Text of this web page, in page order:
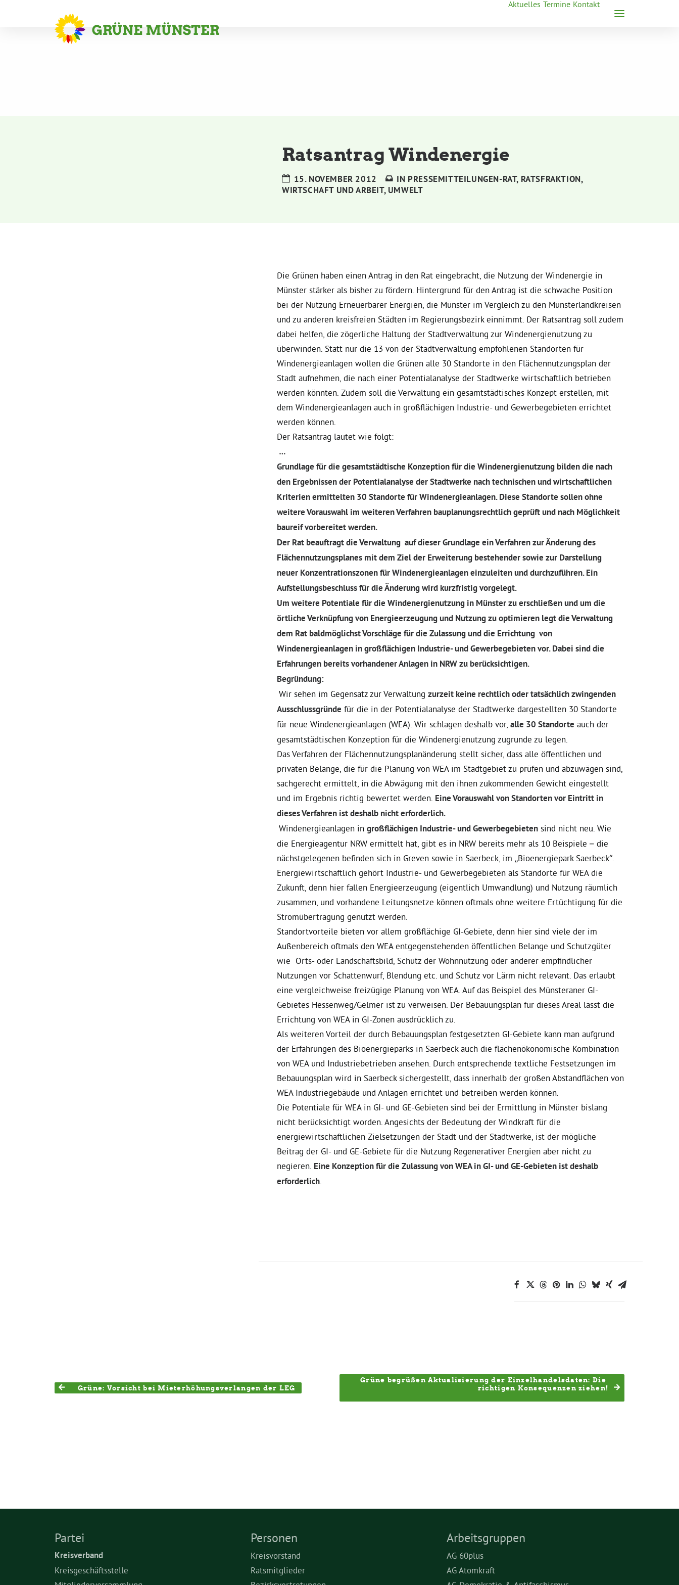
Aktuelles Termine Kontakt
Ratsantrag Windenergie
15. NOVEMBER 2012 IN PRESSEMITTEILUNGEN-RAT, RATSFRAKTION,
WIRTSCHAFT UND ARBEIT, UMWELT
Die Grünen haben einen Antrag in den Rat eingebracht, die Nutzung der Windenergie in
Münster stärker als bisher zu fördern. Hintergrund für den Antrag ist die schwache Position
bei der Nutzung Erneuerbarer Energien, die Münster im Vergleich zu den Münsterlandkreisen
und zu anderen kreisfreien Städten im Regierungsbezirk einnimmt. Der Ratsantrag soll zudem
dabei helfen, die zögerliche Haltung der Stadtverwaltung zur Windenergienutzung zu
überwinden. Statt nur die 13 von der Stadtverwaltung empfohlenen Standorten für
Windenergieanlagen wollen die Grünen alle 30 Standorte in den Flächennutzungsplan der
Stadt aufnehmen, die nach einer Potentialanalyse der Stadtwerke wirtschaftlich betrieben
werden könnten. Zudem soll die Verwaltung ein gesamtstädtisches Konzept erstellen, mit
dem Windenergieanlagen auch in großflächigen Industrie- und Gewerbegebieten errichtet
werden können.
Der Ratsantrag lautet wie folgt:
…
Grundlage für die gesamtstädtische Konzeption für die Windenergienutzung bilden die nach
den Ergebnissen der Potentialanalyse der Stadtwerke nach technischen und wirtschaftlichen
Kriterien ermittelten 30 Standorte für Windenergieanlagen. Diese Standorte sollen ohne
weitere Vorauswahl im weiteren Verfahren bauplanungsrechtlich geprüft und nach Möglichkeit
baureif vorbereitet werden.
Der Rat beauftragt die Verwaltung auf dieser Grundlage ein Verfahren zur Änderung des
Flächennutzungsplanes mit dem Ziel der Erweiterung bestehender sowie zur Darstellung
neuer Konzentrationszonen für Windenergieanlagen einzuleiten und durchzuführen. Ein
Aufstellungsbeschluss für die Änderung wird kurzfristig vorgelegt.
Um weitere Potentiale für die Windenergienutzung in Münster zu erschließen und um die
örtliche Verknüpfung von Energieerzeugung und Nutzung zu optimieren legt die Verwaltung
dem Rat baldmöglichst Vorschläge für die Zulassung und die Errichtung von
Windenergieanlagen in großflächigen Industrie- und Gewerbegebieten vor. Dabei sind die
Erfahrungen bereits vorhandener Anlagen in NRW zu berücksichtigen.
Begründung:
Wir sehen im Gegensatz zur Verwaltung zurzeit keine rechtlich oder tatsächlich zwingenden
Ausschlussgründe für die in der Potentialanalyse der Stadtwerke dargestellten 30 Standorte
für neue Windenergieanlagen (WEA). Wir schlagen deshalb vor, alle 30 Standorte auch der
gesamtstädtischen Konzeption für die Windenergienutzung zugrunde zu legen.
Das Verfahren der Flächennutzungsplanänderung stellt sicher, dass alle öffentlichen und
privaten Belange, die für die Planung von WEA im Stadtgebiet zu prüfen und abzuwägen sind,
sachgerecht ermittelt, in die Abwägung mit den ihnen zukommenden Gewicht eingestellt
und im Ergebnis richtig bewertet werden. Eine Vorauswahl von Standorten vor Eintritt in
dieses Verfahren ist deshalb nicht erforderlich.
Windenergieanlagen in großflächigen Industrie- und Gewerbegebieten sind nicht neu. Wie
die Energieagentur NRW ermittelt hat, gibt es in NRW bereits mehr als 10 Beispiele – die
nächstgelegenen befinden sich in Greven sowie in Saerbeck, im „Bioenergiepark Saerbeck“.
Energiewirtschaftlich gehört Industrie- und Gewerbegebieten als Standorte für WEA die
Zukunft, denn hier fallen Energieerzeugung (eigentlich Umwandlung) und Nutzung räumlich
zusammen, und vorhandene Leitungsnetze können oftmals ohne weitere Ertüchtigung für die
Stromübertragung genutzt werden.
Standortvorteile bieten vor allem großflächige GI-Gebiete, denn hier sind viele der im
Außenbereich oftmals den WEA entgegenstehenden öffentlichen Belange und Schutzgüter
wie Orts- oder Landschaftsbild, Schutz der Wohnnutzung oder anderer empfindlicher
Nutzungen vor Schattenwurf, Blendung etc. und Schutz vor Lärm nicht relevant. Das erlaubt
eine vergleichweise freizügige Planung von WEA. Auf das Beispiel des Münsteraner GI-
Gebietes Hessenweg/Gelmer ist zu verweisen. Der Bebauungsplan für dieses Areal lässt die
Errichtung von WEA in GI-Zonen ausdrücklich zu.
Als weiteren Vorteil der durch Bebauungsplan festgesetzten GI-Gebiete kann man aufgrund
der Erfahrungen des Bioenergieparks in Saerbeck auch die flächenökonomische Kombination
von WEA und Industriebetrieben ansehen. Durch entsprechende textliche Festsetzungen im
Bebauungsplan wird in Saerbeck sichergestellt, dass innerhalb der großen Abstandflächen von
WEA Industriegebäude und Anlagen errichtet und betreiben werden können.
Die Potentiale für WEA in GI- und GE-Gebieten sind bei der Ermittlung in Münster bislang
nicht berücksichtigt worden. Angesichts der Bedeutung der Windkraft für die
energiewirtschaftlichen Zielsetzungen der Stadt und der Stadtwerke, ist der mögliche
Beitrag der GI- und GE-Gebiete für die Nutzung Regenerativer Energien aber nicht zu
negieren. Eine Konzeption für die Zulassung von WEA in GI- und GE-Gebieten ist deshalb
erforderlich
Grüne: Vorsicht bei Mieterhöhungsverlangen der LEG
Grüne begrüßen Aktualisierung der Einzelhandelsdaten: Die
richtigen Konsequenzen ziehen!
Partei
Kreisverband
Kreisgeschäftsstelle
Personen
Kreisvorstand
Ratsmitglieder
Arbeitsgruppen
AG 60plus
AG Atomkraft